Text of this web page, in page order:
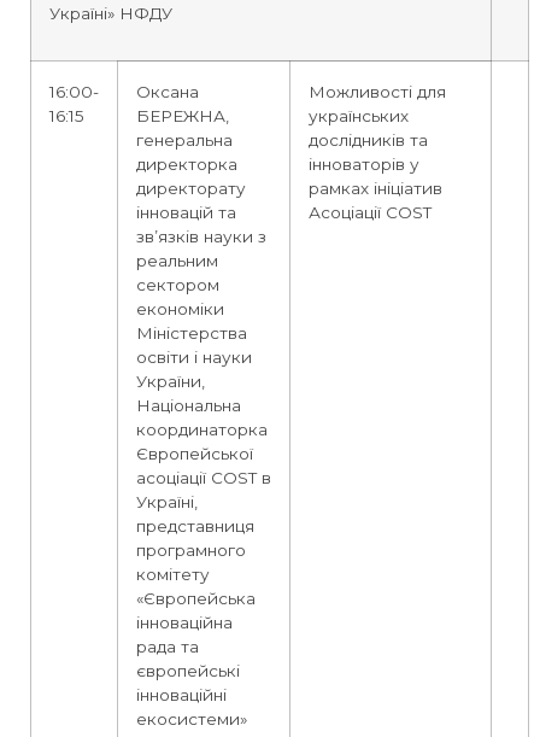
Україні» НФДУ
16:00-
16:15
Оксана
БЕРЕЖНА,
генеральна
директорка
директорату
інновацій та
зв’язків науки з
реальним
сектором
економіки
Міністерства
освіти і науки
України,
Національна
координаторка
Європейської
асоціації COST в
Україні,
представниця
програмного
комітету
«Європейська
інноваційна
рада та
європейські
інноваційні
екосистеми»
Можливості для
українських
дослідників та
інноваторів у
рамках ініціатив
Асоціації COST